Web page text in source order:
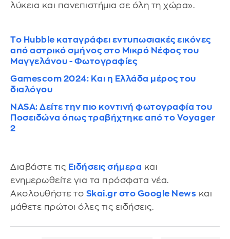
λύκεια και πανεπιστήμια σε όλη τη χώρα».
Το Hubble καταγράφει εντυπωσιακές εικόνες
από αστρικό σμήνος στο Μικρό Νέφος του
Μαγγελάνου - Φωτογραφίες
Gamescom 2024: Και η Ελλάδα μέρος του
διαλόγου
NASA: Δείτε την πιο κοντινή φωτογραφία του
Ποσειδώνα όπως τραβήχτηκε από το Voyager
2
Διαβάστε τις Ειδήσεις σήμερα και
ενημερωθείτε για τα πρόσφατα νέα.
Ακολουθήστε το Skai.gr στο Google News και
μάθετε πρώτοι όλες τις ειδήσεις.